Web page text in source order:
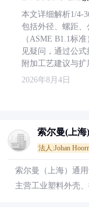
本文详细解析1/4-
包括外径、螺距
（ASME B1.1标
见疑问，通过公
附加工艺建议与扩
2026年8月4日
索尔曼(上海
法人:Johan
索尔曼（上海）通
主营工业塑料外壳